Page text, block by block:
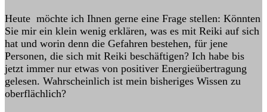
Heute möchte ich Ihnen gerne eine Frage stellen: Könnten
Sie mir ein klein wenig erklären, was es mit Reiki auf sich
hat und worin denn die Gefahren bestehen, für jene
Personen, die sich mit Reiki beschäftigen? Ich habe bis
jetzt immer nur etwas von positiver Energieübertragung
gelesen. Wahrscheinlich ist mein bisheriges Wissen zu
oberflächlich?